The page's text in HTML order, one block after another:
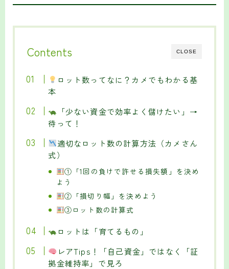
CLOSE
Contents
ロット数ってなに？カメでもわかる基
本
「少ない資金で効率よく儲けたい」→
待って！
適切なロット数の計算方法（カメさん
式）
①「1回の負けで許せる損失額」を決め
よう
②「損切り幅」を決めよう
③ロット数の計算式
ロットは「育てるもの」
レアTips！「自己資金」ではなく「証
拠金維持率」で見ろ